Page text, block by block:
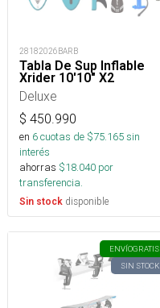
28182026BARB
Tabla De Sup Inflable
Xrider 10'10" X2
Deluxe
$ 450.990
en 6cuotas de $75.165sin
interés
ahorras $18.040 por
transferencia.
Sin stock disponible
ENVÍOGRATIS
SIN STOCK